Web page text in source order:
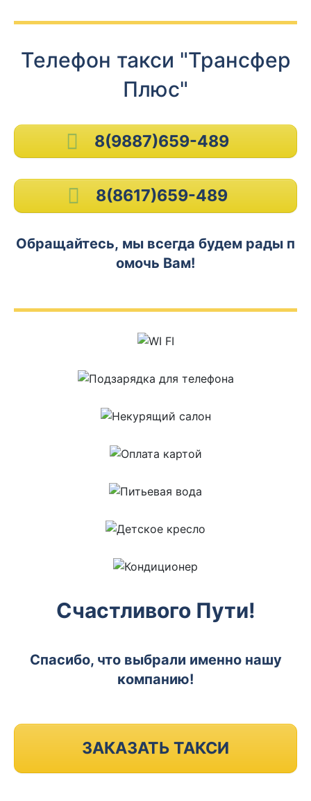
Телефон такси "Трансфер
Плюс"
8(9887)659-489
8(8617)659-489
Обращайтесь, мы всегда будем рады п
омочь Вам!
Счастливого Пути!
Спасибо, что выбрали именно нашу
компанию!
ЗАКАЗАТЬ ТАКСИ